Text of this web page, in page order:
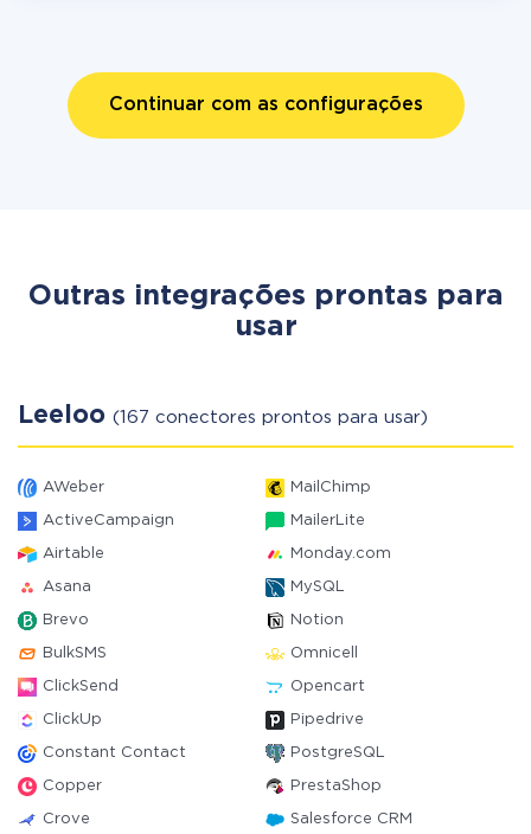
Continuar com as configurações
Outras integrações prontas para
usar
Leeloo (167 conectores prontos para usar)
AWeber MailChimp
ActiveCampaign MailerLite
Airtable Monday.com
Asana MySQL
Brevo Notion
BulkSMS Omnicell
ClickSend Opencart
ClickUp Pipedrive
Constant Contact PostgreSQL
Copper PrestaShop
Crove Salesforce CRM